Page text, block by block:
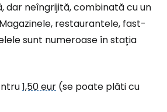
dar neîngrijită, combinată cu un
restaurantele, fast-
sunt numeroase în stația
1,50 eur (se poate plăti cu